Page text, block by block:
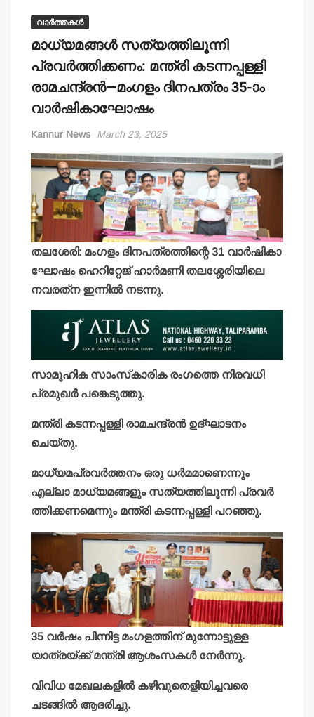
വാർത്തകൾ
മാധ്യമങ്ങള്‍ സത്യത്തിലൂന്നി
പ്രവര്‍ത്തിക്കണം: മന്ത്രി കടന്നപ്പള്ളി
രാമചന്ദ്രന്‍—മംഗളം ദിനപത്രം 35-ാം
വാര്‍ഷികാഘോഷം
Kannur News March 23, 2025
തലശേരി: മംഗളം ദിനപത്രത്തിന്റെ 31 വാര്‍ഷികാ
ഘോഷം ഹെറിറ്റേജ് ഹാര്‍മണി തലശ്ശേരിയിലെ
നവരത്‌ന ഇന്നില്‍ നടന്നു.
സാമൂഹിക സാംസ്‌കാരിക രംഗത്തെ നിരവധി
പ്രമുഖര്‍ പങ്കെടുത്തു.
മന്ത്രി കടന്നപ്പള്ളി രാമചന്ദ്രന്‍ ഉദ്ഘാടനം
ചെയ്തു.
മാധ്യമപ്രവര്‍ത്തനം ഒരു ധര്‍മമാണെന്നും
എല്ലാ മാധ്യമങ്ങളും സത്യത്തിലൂന്നി പ്രവര്‍
ത്തിക്കണമെന്നും മന്ത്രി കടന്നപ്പള്ളി പറഞ്ഞു.
35 വര്‍ഷം പിന്നിട്ട മംഗളത്തിന് മുന്നോട്ടുള്ള
യാത്രയ്ക്ക് മന്ത്രി ആശംസകള്‍ നേര്‍ന്നു.
വിവിധ മേഖലകളില്‍ കഴിവുതെളിയിച്ചവരെ
ചടങ്ങില്‍ ആദരിച്ചു.